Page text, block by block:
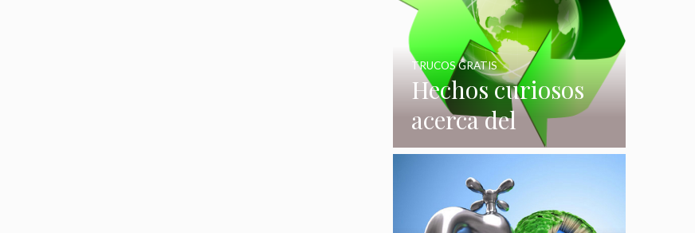
Hechos curiosos
acerca del
reciclaje que
quizás no
conocías
TRUCOS GRATIS